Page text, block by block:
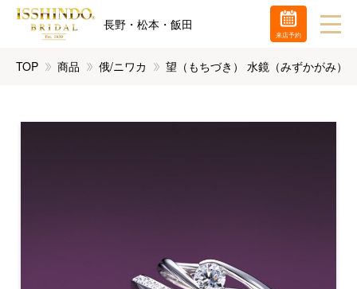
長野・松本・飯田
TOP 商品 俄/ニワカ 望（もちづき） 水鏡（みずかがみ）
来店予約